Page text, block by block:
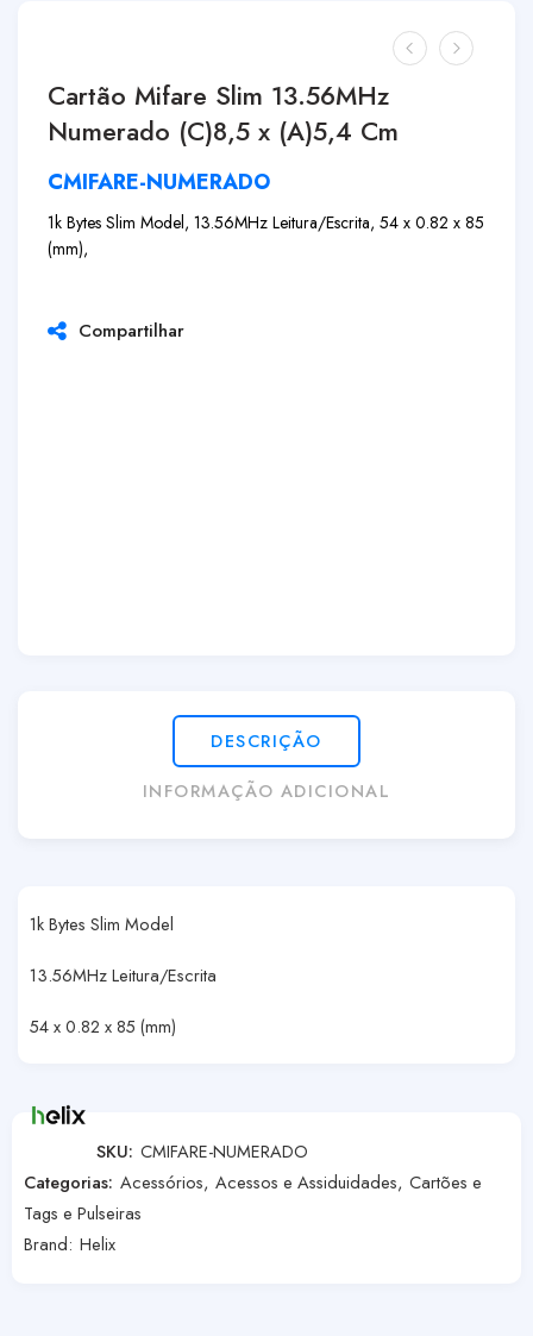
Cartão Mifare Slim 13.56MHz
Numerado (C)8,5 x (A)5,4 Cm
CMIFARE-NUMERADO
1k Bytes Slim Model, 13.56MHz Leitura/Escrita, 54 x 0.82 x 85
(mm),
Compartilhar
DESCRIÇÃO
INFORMAÇÃO ADICIONAL
1k Bytes Slim Model
13.56MHz Leitura/Escrita
54 x 0.82 x 85 (mm)
SKU: CMIFARE-NUMERADO
Categorias: Acessórios, Acessos e Assiduidades, Cartões e
Tags e Pulseiras
Brand: Helix